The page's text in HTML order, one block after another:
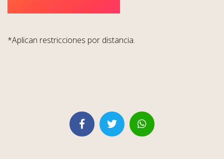
*Aplican restricciones por distancia.